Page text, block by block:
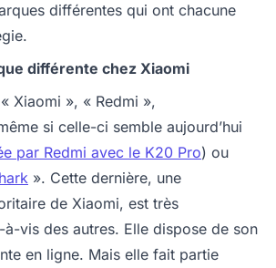
différentes qui ont chacune
différente chez Xiaomi
Xiaomi », « Redmi »,
si celle-ci semble aujourd’hui
par Redmi avec le K20 Pro) ou
». Cette dernière, une
de Xiaomi, est très
vis des autres. Elle dispose de son
en ligne. Mais elle fait partie